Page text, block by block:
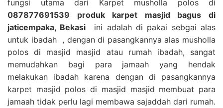
fungsi utama dari Karpet musholla polos di
087877691539 produk karpet masjid bagus di
jaticempaka, Bekasi ini adalah di pakai sebgai alas
untuk ibadah , dengan di pasangkannya alas musholla
polos di masjid masjid atau rumah ibadah, sangat
memudahkan bagi para jamaah yang hendak
melakukan ibadah karena dengan di pasangkannya
karpet masjid polos di masjid masjid membuat para
jamaah tidak perlu lagi membawa sajaddah dari rumah.